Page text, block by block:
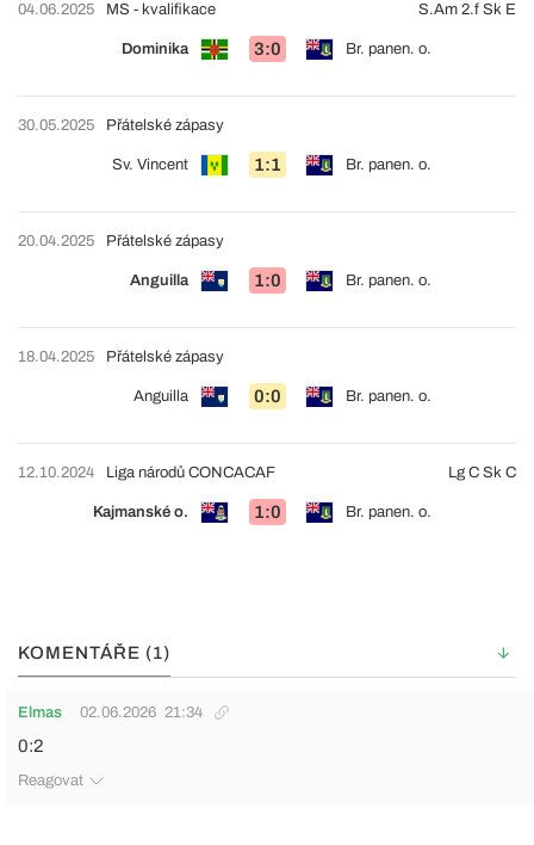
04.06.2025
Dominika 3:0 Br. panen. o.
MS - kvalifikace S.Am 2.f Sk E
30.05.2025
Sv. Vincent 1:1 Br. panen. o.
Přátelské zápasy
20.04.2025
Anguilla 1:0 Br. panen. o.
Přátelské zápasy
18.04.2025
Anguilla 0:0 Br. panen. o.
Přátelské zápasy
12.10.2024
Kajmanské o. 1:0 Br. panen. o.
Liga národů CONCACAF Lg C Sk C
KOMENTÁŘE (1)
Elmas 02.06.2026 21:34
0:2
Reagovat